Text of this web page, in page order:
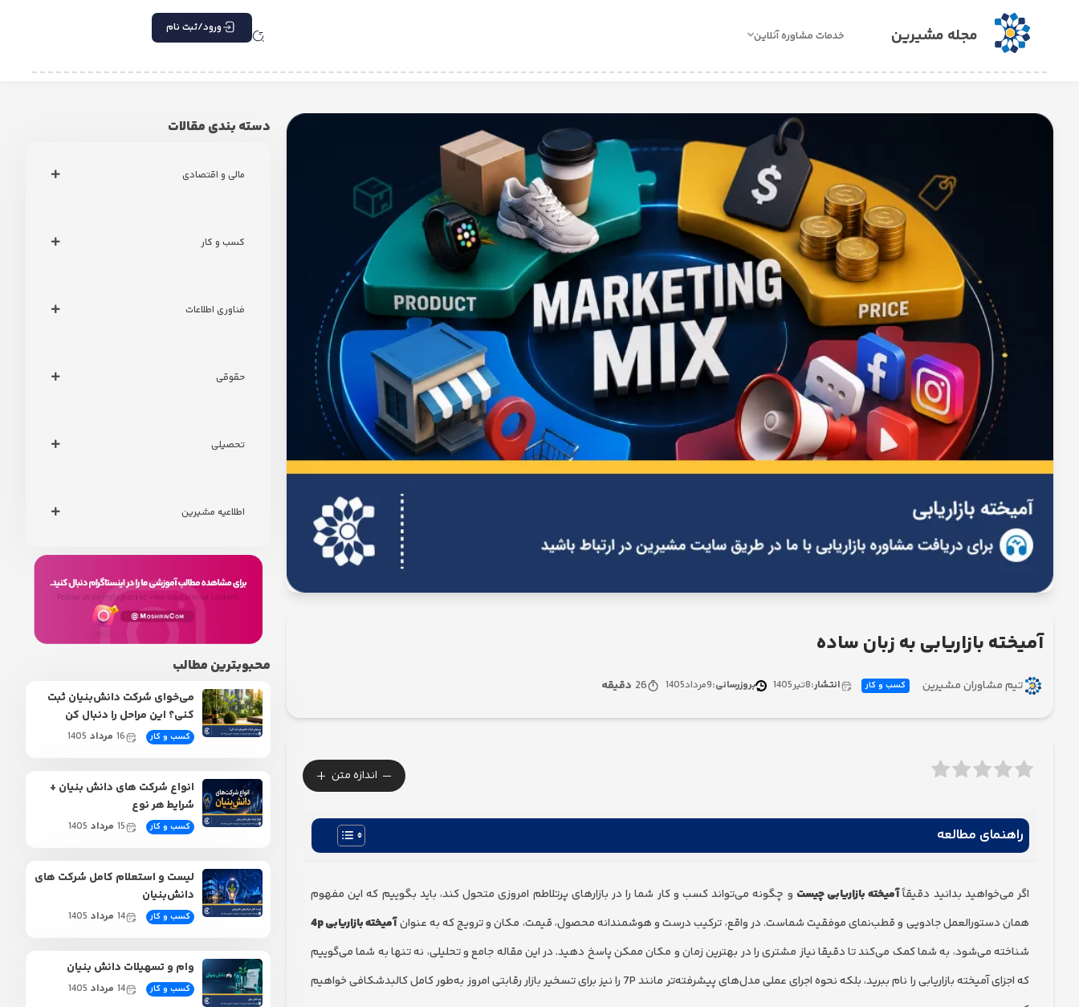
مجله مشیرین خدمات مشاوره آنلاین
آنلاین
ورود/ثبت نام
آمیخته بازاریابی به زبان ساده
تیم مشاوران مشیرین کسب و کار انتشار:8تیر1405 بروزرسانی:9مرداد1405
26 دقیقه
- اندازه متن +
راهنمای مطالعه
اگر می‌خواهید بدانید دقیقاًآمیخته بازاریابی چیست و چگونه می‌تواند کسب و کار شما را در بازارهای پرتلاطم امروزی متحول کند، باید بگوییم که این مفهوم
همان دستورالعمل جادویی و قطب‌نمای موفقیت شماست. در واقع، ترکیب درست و هوشمندانه محصول، قیمت، مکان و ترویج که به عنوانآمیخته بازاریابی 4p
شناخته می‌شود، به شما کمک می‌کند تا دقیقا نیاز مشتری را در بهترین زمان و مکان ممکن پاسخ دهید. در این مقاله جامع و تحلیلی، نه تنها به شما می‌گوییم
که اجزای آمیخته بازاریابی را نام ببرید، بلکه نحوه اجرای عملی مدل‌های پیشرفته‌تر مانند 7P را نیز برای تسخیر بازار رقابتی امروز به‌طور کامل کالبدشکافی خواهیم
دسته بندی مقالات
مالی و اقتصادی
کسب و کار
فناوری اطلاعات
حقوقی
تحصیلی
اطلاعیه مشیرین
محبوبترین مطالب
می‌خوای شرکت دانش‌بنیان ثبت
کنی؟ این مراحل را دنبال کن
کسب و کار 16 مرداد 1405
انواع شرکت های دانش بنیان +
شرایط هر نوع
کسب و کار 15 مرداد 1405
لیست و استعلام کامل شرکت‌ های
دانش‌بنیان
کسب و کار 14 مرداد 1405
وام و تسهیلات دانش‌ بنیان
کسب و کار 14 مرداد 1405